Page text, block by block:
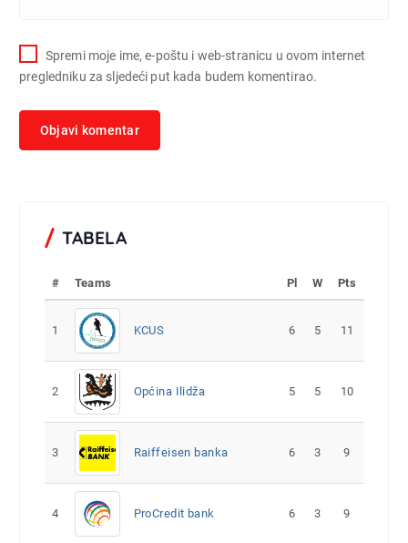
Spremi moje ime, e-poštu i web-stranicu u ovom internet
pregledniku za sljedeći put kada budem komentirao.
TABELA
# Teams Pl W Pts
1 KCUS 6 5 11
2 Općina Ilidža 5 5 10
3 Raiffeisen banka 6 3 9
4 ProCredit bank 6 3 9